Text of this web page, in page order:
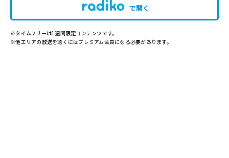
で開く
※タイムフリーは1週間限定コンテンツです。
※他エリアの放送を聴くにはプレミアム会員になる必要があります。